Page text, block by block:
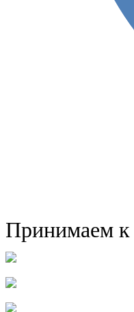
Принимаем к